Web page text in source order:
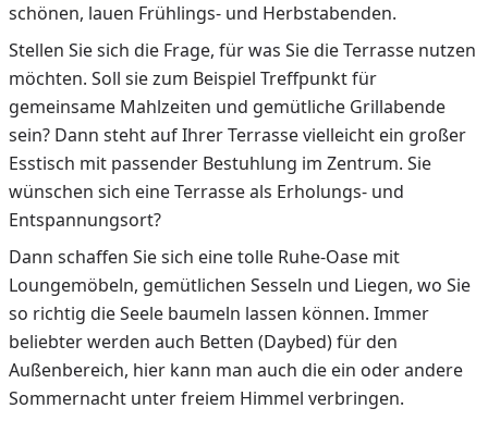
schönen, lauen Frühlings- und Herbstabenden.
Stellen Sie sich die Frage, für was Sie die Terrasse nutzen
möchten. Soll sie zum Beispiel Treffpunkt für
gemeinsame Mahlzeiten und gemütliche Grillabende
sein? Dann steht auf Ihrer Terrasse vielleicht ein großer
Esstisch mit passender Bestuhlung im Zentrum. Sie
wünschen sich eine Terrasse als Erholungs- und
Entspannungsort?
Dann schaffen Sie sich eine tolle Ruhe-Oase mit
Loungemöbeln, gemütlichen Sesseln und Liegen, wo Sie
so richtig die Seele baumeln lassen können. Immer
beliebter werden auch Betten (Daybed) für den
Außenbereich, hier kann man auch die ein oder andere
Sommernacht unter freiem Himmel verbringen.